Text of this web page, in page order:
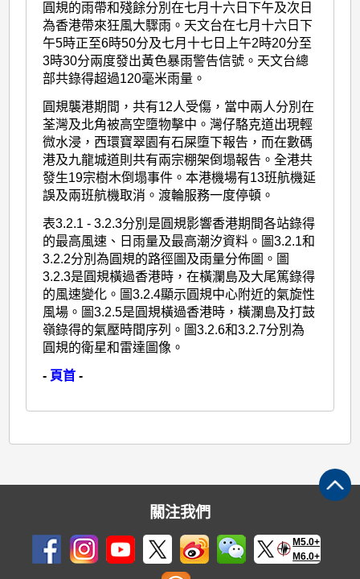
圓規的雨帶和殘餘分別在七月十六日下午及次日
為香港帶來狂風大驟雨。天文台在七月十六日下
午5時正至6時50分及七月十七日上午2時20分至
3時30分兩度發出黃色暴雨警告信號。天文台總
部共錄得超過120毫米雨量。
圓規襲港期間，共有12人受傷，當中兩人分別在
荃灣及北角被高空墮物擊中。灣仔駱克道出現輕
微水浸，西環寶翠園有石屎墮下報告，而在數碼
港及九龍城道則共有兩宗棚架倒塌報告。全港共
發生19宗樹木倒塌事件。本港機場有13班航機延
誤及兩班航機取消。渡輪服務一度停頓。
表3.2.1 - 3.2.3分別是圓規影響香港期間各站錄得
的最高風速、日雨量及最高潮汐資料。圖3.2.1和
3.2.2分別為圓規的路徑圖及雨量分佈圖。圖
3.2.3是圓規橫過香港時，在橫瀾島及大尾篤錄得
的風速變化。圖3.2.4顯示圓規中心附近的氣旋性
風場。圖3.2.5是圓規橫過香港時，橫瀾島及打鼓
嶺錄得的氣壓時間序列。圖3.2.6和3.2.7分別為
圓規的衛星和雷達圖像。
- 頁首 -
關注我們
M5.0+
M6.0+